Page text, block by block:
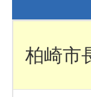
柏崎市